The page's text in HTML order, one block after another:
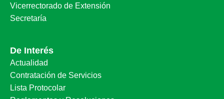
Vicerrectorado de Extensión
Secretaría
De Interés
Actualidad
Contratación de Servicios
Lista Protocolar